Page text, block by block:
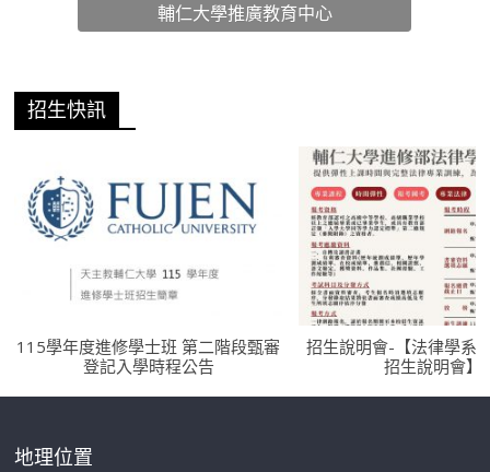
輔仁大學推廣教育中心
招生快訊
115學年度進修學士班 第二階段甄審
登記入學時程公告
招生說明會-【法律學系
招生說明會】
地理位置